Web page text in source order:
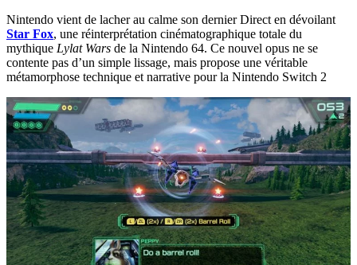
Nintendo vient de lacher au calme son dernier Direct en dévoilant
Star Fox, une réinterprétation cinématographique totale du
mythique Lylat Wars de la Nintendo 64. Ce nouvel opus ne se
contente pas d’un simple lissage, mais propose une véritable
métamorphose technique et narrative pour la Nintendo Switch 2